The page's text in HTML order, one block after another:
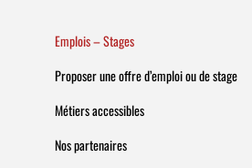
Emplois – Stages
Proposer une offre d’emploi ou de stage
Métiers accessibles
Nos partenaires